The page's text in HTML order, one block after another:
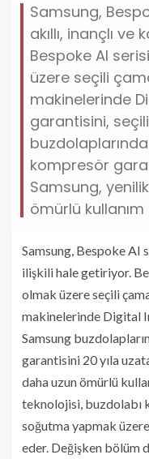
Samsung,
akıllı, inançlı
Bespoke AI
üzere seçili
makinelerinde
garantisini,
kompresör
Samsung,
ömürlü kullanım
Samsung, Bespoke AI
ilişkili hale getiriyor.
olmak üzere seçili
makinelerinde Digital
Samsung
garantisini 20 yıla
daha uzun ömürlü
teknolojisi, buzdolabı
soğutma yapmak
eder. Değişken bölüm